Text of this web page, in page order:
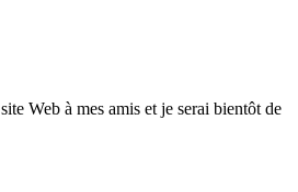
Web à mes amis et je serai bientôt de